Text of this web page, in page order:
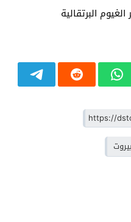
البرتقالية
بيروت